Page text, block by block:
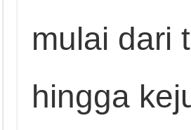
mulai dari
hingga